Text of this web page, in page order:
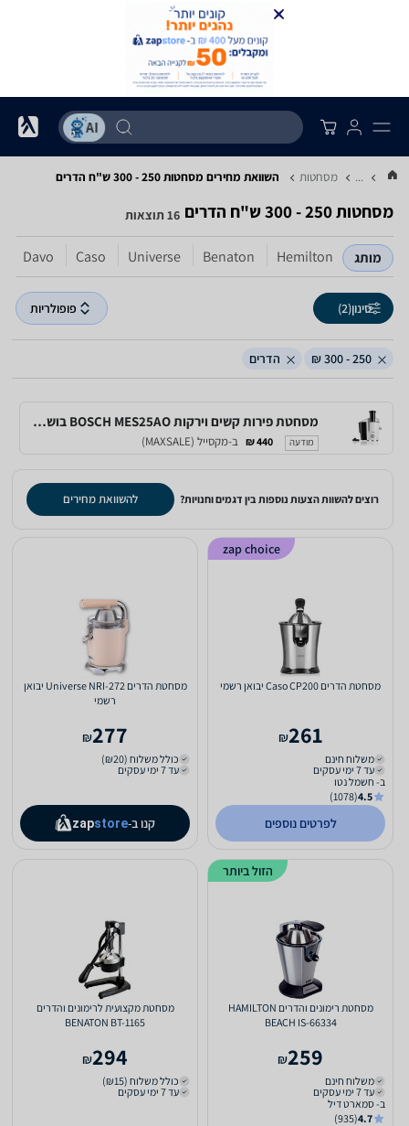
... מסחטות השוואת מחירים מסחטות ‏250 - 300 ‏ש"ח ‏הדרים
מסחטות ‏250 - 300 ‏ש"ח ‏הדרים 16 תוצאות
מותג Hemilton
Benaton
Universe
Caso
Davo
סינון(2) פופולריות
250 - 300 ₪ הדרים
מסחטת ‏פירות קשים וירקות BOSCH MES25AO בוש מתצוגה
מודעה 440 ₪ ב-מקסייל (MAXSALE)
רוצים להשוות הצעות נוספות בין דגמים וחנויות? להשוואת מחירים
מסחטת ‏הדרים Caso CP200 יבואן רשמי
261
₪
משלוח חינם
עד 7 ימי עסקים
ב- חשמל נטו
4.5
(1078)
לפרטים נוספים
zap choice
מסחטת ‏הדרים Universe NRI-272 יבואן
רשמי
277
₪
כולל משלוח (₪20)
עד 7 ימי עסקים
קנו ב- zapstore
מסחטת רימונים והדרים HAMILTON
BEACH IS-66334
259
₪
משלוח חינם
עד 7 ימי עסקים
ב- סמארט דיל
4.7
(935)
הזול ביותר
מסחטת מקצועית לרימונים והדרים
BENATON BT-1165
294
₪
כולל משלוח (₪15)
עד 7 ימי עסקים